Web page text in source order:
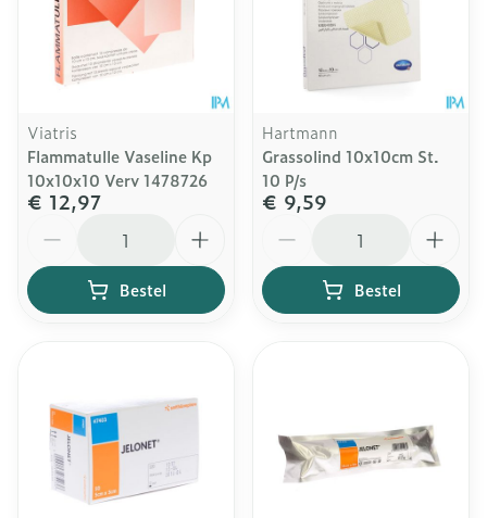
Viatris
Flammatulle Vaseline Kp
10x10x10 Verv 1478726
€ 12,97
Bestel
Hartmann
Grassolind 10x10cm St.
10 P/s
€ 9,59
Bestel